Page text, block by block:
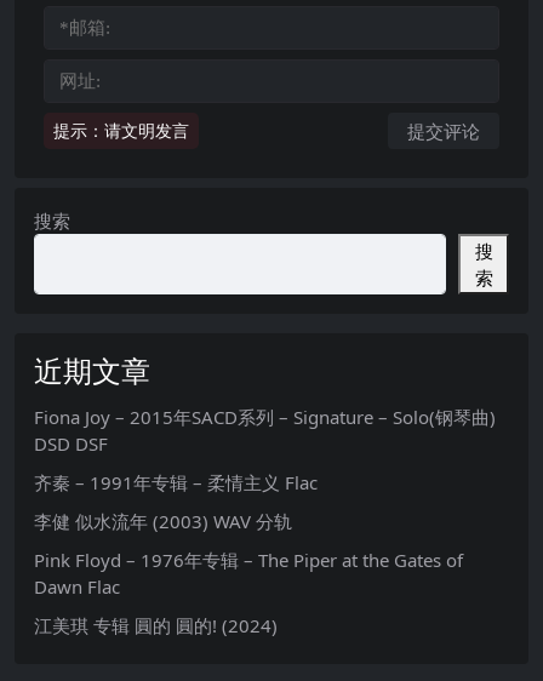
提示：请文明发言
搜索
搜
索
近期文章
Fiona Joy – 2015年SACD系列 – Signature – Solo(钢琴曲)
DSD DSF
齐秦 – 1991年专辑 – 柔情主义 Flac
李健 似水流年 (2003) WAV 分轨
Pink Floyd – 1976年专辑 – The Piper at the Gates of
Dawn Flac
江美琪 专辑 圓的 圓的! (2024)